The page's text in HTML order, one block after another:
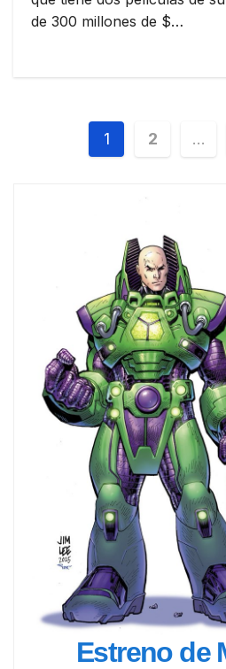
de 300 millones de $…
Paginación
1 2 …
Estreno de